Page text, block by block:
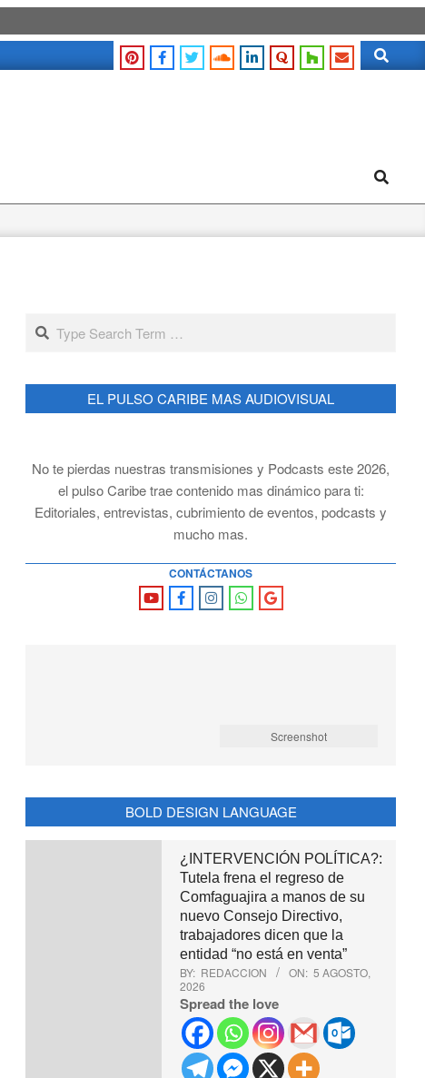
Search
Search
Search
EL PULSO CARIBE MAS AUDIOVISUAL
No te pierdas nuestras transmisiones y Podcasts este 2026,
el pulso Caribe trae contenido mas dinámico para ti:
Editoriales, entrevistas, cubrimiento de eventos, podcasts y
mucho mas.
CONTÁCTANOS
Screenshot
BOLD DESIGN LANGUAGE
¿INTERVENCIÓN POLÍTICA?:
Tutela frena el regreso de
Comfaguajira a manos de su
nuevo Consejo Directivo,
trabajadores dicen que la
entidad “no está en venta”
BY: REDACCION ON: 5 AGOSTO,
2026
Spread the love